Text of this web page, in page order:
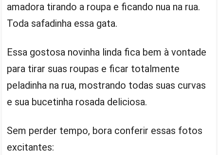
amadora tirando a roupa e ficando nua na rua.
Toda safadinha essa gata.
Essa gostosa novinha linda fica bem à vontade
para tirar suas roupas e ficar totalmente
peladinha na rua, mostrando todas suas curvas
e sua bucetinha rosada deliciosa.
Sem perder tempo, bora conferir essas fotos
excitantes: